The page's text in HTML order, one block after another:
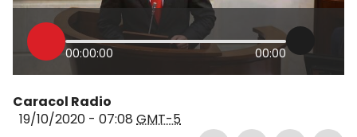
00:00:00 00:00
Caracol Radio
19/10/2020 - 07:08 GMT-5